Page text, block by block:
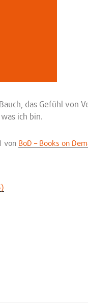
das Gefühl von
ich bin.
von BoD – Books on